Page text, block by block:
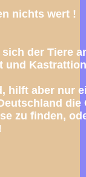
nichts wert !
der Tiere
und
hilft aber nur
die
zu finden,